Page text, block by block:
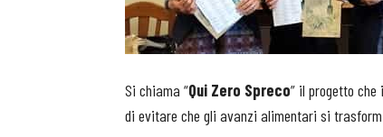
Si chiama “Qui Zero Spreco” il progetto che
di evitare che gli avanzi alimentari si